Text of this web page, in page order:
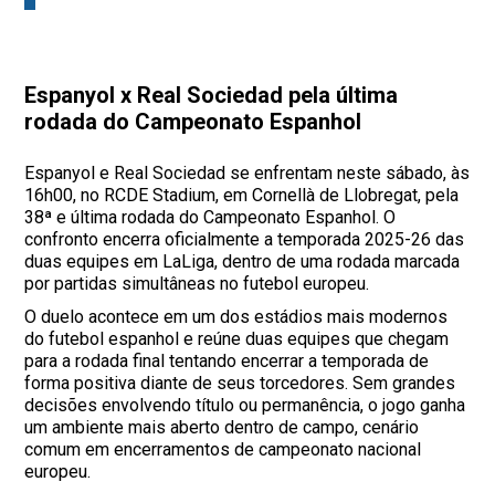
Espanyol x Real Sociedad pela última
rodada do Campeonato Espanhol
Espanyol e Real Sociedad se enfrentam neste sábado, às
16h00, no RCDE Stadium, em Cornellà de Llobregat, pela
38ª e última rodada do Campeonato Espanhol. O
confronto encerra oficialmente a temporada 2025-26 das
duas equipes em LaLiga, dentro de uma rodada marcada
por partidas simultâneas no futebol europeu.
O duelo acontece em um dos estádios mais modernos
do futebol espanhol e reúne duas equipes que chegam
para a rodada final tentando encerrar a temporada de
forma positiva diante de seus torcedores. Sem grandes
decisões envolvendo título ou permanência, o jogo ganha
um ambiente mais aberto dentro de campo, cenário
comum em encerramentos de campeonato nacional
europeu.